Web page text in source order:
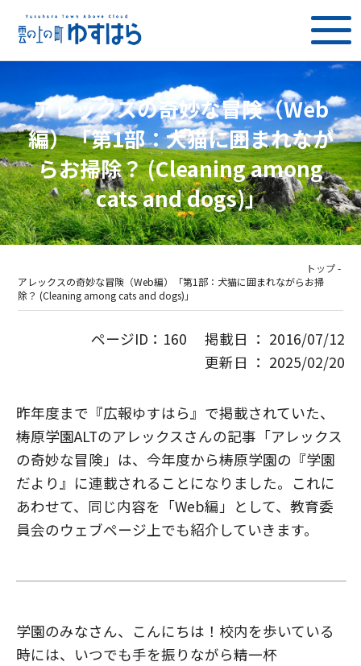
アレックスの奇妙な冒険（Web
編）「第1部：犬猫に囲まれなが
らお掃除？ (Cleaning among
cats and dogs)」
トップ-
アレックスの奇妙な冒険（Web編）「第1部：犬猫に囲まれながらお掃
除？ (Cleaning among cats and dogs)」
ページID：160 掲載日 ： 2016/07/12
更新日 ： 2025/02/20
昨年度まで『広報ゆすはら』で掲載されていた、
梼原学園ALTのアレックスさんの記事「アレックス
の奇妙な冒険」は、今年度から梼原学園の『学園
だより』に連載されることになりました。これに
あわせて、同じ内容を「Web編」として、教育委
員会のウェブページ上でも紹介していきます。
学園のみなさん、こんにちは！校内を歩いている
時には、いつでも手を振りながら精一杯